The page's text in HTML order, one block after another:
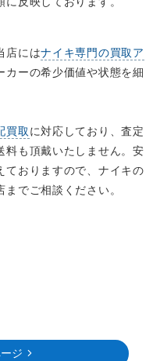
店にはナイキ専門の買取ア
カーの希少価値や状態を細
買取 に対応しており、査定
料も頂戴いたしません。安
ておりますので、ナイキの
でご相談ください。
ジ